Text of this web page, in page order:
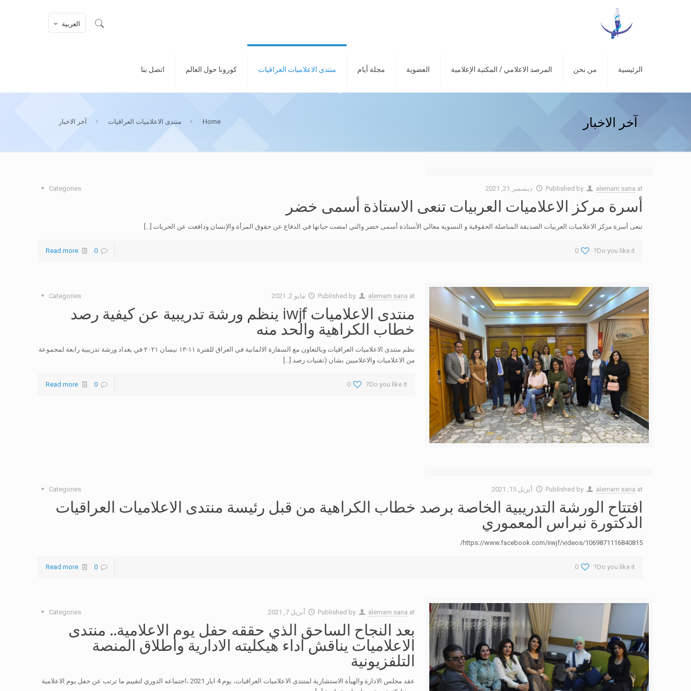
الرئيسية من نحن المرصد الاعلامي / المكتبة الإعلامية العضوية مجلة أيام منتدى الاعلاميات العراقيات كورونا حول العالم اتصل بنا
العربية
آخر الاخبار Home منتدى الاعلاميات العراقيات آخر الاخبار
Published by alemam sana at ديسمبر 21, 2021 Categories
أسرة مركز الاعلاميات العربيات تنعى الاستاذة أسمى خضر
تنعى أسرة مركز الاعلاميات العربيات الصديقة المناضلة الحقوقية و النسوية معالي الأستاذة أسمى خضر والتي امضت حياتها في الدفاع عن حقوق المرأة والإنسان ودافعت عن الحريات […]
Do you like it?
0
0
Read more
Published by alemam sana at مايو 2, 2021 Categories
منتدى الاعلاميات iwjf ينظم ورشة تدريبية عن كيفية رصد
خطاب الكراهية والحد منه
نظم منتدى الاعلاميات العراقيات وبالتعاون مع السفارة الالمانية في العراق للفترة ١١-١٣ نيسان ٢٠٢١ في بغداد ورشة تدريبية رابعة لمجموعة
من الاعلاميات والاعلاميين بشان (تقنيات رصد[…]
Do you like it?
0
0
Read more
Published by alemam sana at أبريل 15, 2021 Categories
افتتاح الورشة التدريبية الخاصة برصد خطاب الكراهية من قبل رئيسة منتدى الاعلاميات العراقيات
الدكتورة نبراس المعموري
https://www.facebook.com/iiwjf/videos/1069871116840815/
Do you like it?
0
0
Read more
Published by alemam sana at أبريل 7, 2021 Categories
بعد النجاح الساحق الذي حققه حفل يوم الاعلامية.. منتدى
الاعلاميات يناقش اداء هيكليته الادارية واطلاق المنصة
التلفزيونية
عقد مجلس الادارة والهيأة الاستشارية لمنتدى الاعلاميات العراقيات، يوم 4 ايار 2021 ،اجتماعه الدوري لتقييم ما ترتب عن حفل يوم الاعلامية